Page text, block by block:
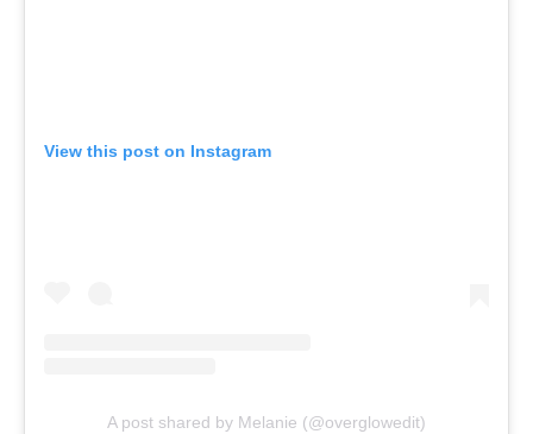
View this post on Instagram
A post shared by Melanie (@overglowedit)